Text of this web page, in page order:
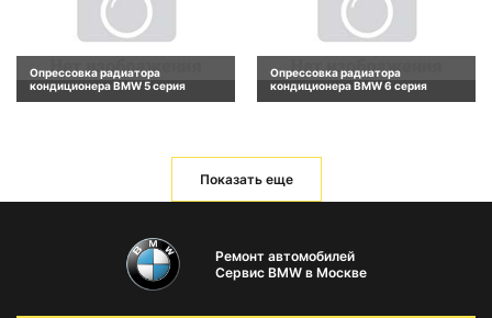
Опрессовка радиатора
кондиционера BMW 5 серия
Опрессовка радиатора
кондиционера BMW 6 серия
Показать еще
Ремонт автомобилей
Сервис BMW в Москве